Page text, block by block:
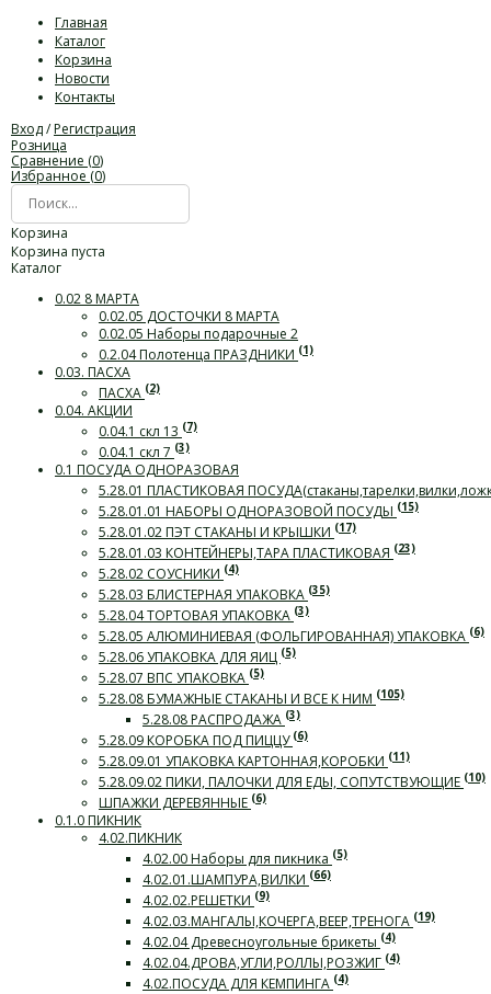
Главная
Каталог
Корзина
Новости
Контакты
Вход/Регистрация
Розница
Сравнение (0)
Избранное (0)
Корзина
Корзина пуста
Каталог
0.02 8 МАРТА
0.02.05 ДОСТОЧКИ 8 МАРТА
0.02.05 Наборы подарочные 2
0.2.04 Полотенца ПРАЗДНИКИ (1)
0.03. ПАСХА
ПАСХА (2)
0.04. АКЦИИ
0.04.1 скл 13 (7)
0.04.1 скл 7 (3)
0.1 ПОСУДА ОДНОРАЗОВАЯ
5.28.01 ПЛАСТИКОВАЯ
5.28.01.01 НАБОРЫ ОДНОРАЗОВОЙ ПОСУДЫ (15)
5.28.01.02 ПЭТ СТАКАНЫ И КРЫШКИ (17)
5.28.01.03 КОНТЕЙНЕРЫ,ТАРА ПЛАСТИКОВАЯ (23)
5.28.02 СОУСНИКИ (4)
5.28.03 БЛИСТЕРНАЯ УПАКОВКА (35)
5.28.04 ТОРТОВАЯ УПАКОВКА (3)
5.28.05 АЛЮМИНИЕВАЯ (ФОЛЬГИРОВАННАЯ) УПАКОВКА (6)
5.28.06 УПАКОВКА ДЛЯ ЯИЦ (5)
5.28.07 ВПС УПАКОВКА (5)
5.28.08 БУМАЖНЫЕ СТАКАНЫ И ВСЕ К НИМ (105)
5.28.08 РАСПРОДАЖА (3)
5.28.09 КОРОБКА ПОД ПИЦЦУ (6)
5.28.09.01 УПАКОВКА КАРТОННАЯ,КОРОБКИ (11)
5.28.09.02 ПИКИ, ПАЛОЧКИ ДЛЯ ЕДЫ, СОПУТСТВУЮЩИЕ (10)
ШПАЖКИ ДЕРЕВЯННЫЕ (6)
0.1.0 ПИКНИК
4.02.ПИКНИК
4.02.00 Наборы для пикника (5)
4.02.01.ШАМПУРА,ВИЛКИ (66)
4.02.02.РЕШЕТКИ (9)
4.02.03.МАНГАЛЫ,КОЧЕРГА,ВЕЕР,ТРЕНОГА (19)
4.02.04 Древесноугольные брикеты (4)
4.02.04.ДРОВА,УГЛИ,РОЛЛЫ,РОЗЖИГ (4)
4.02.ПОСУДА ДЛЯ КЕМПИНГА (4)